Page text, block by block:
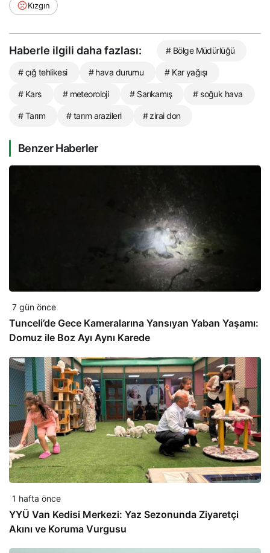
Kızgın
Haberle ilgili daha fazlası: # Bölge Müdürlüğü
# çığ tehlikesi # hava durumu # Kar yağışı
# Kars # meteoroloji # Sarıkamış # soğuk hava
# Tarım # tarım arazileri # zirai don
Benzer Haberler
7 gün önce
Tunceli’de Gece Kameralarına Yansıyan Yaban Yaşamı:
Domuz ile Boz Ayı Aynı Karede
1 hafta önce
YYÜ Van Kedisi Merkezi: Yaz Sezonunda Ziyaretçi
Akını ve Koruma Vurgusu